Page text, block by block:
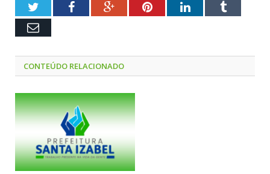
TwitterFacebookGoogle+PinterestLinkedInTumblr
Email
CONTEÚDO RELACIONADO